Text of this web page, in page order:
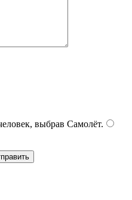
выбрав Самолёт.